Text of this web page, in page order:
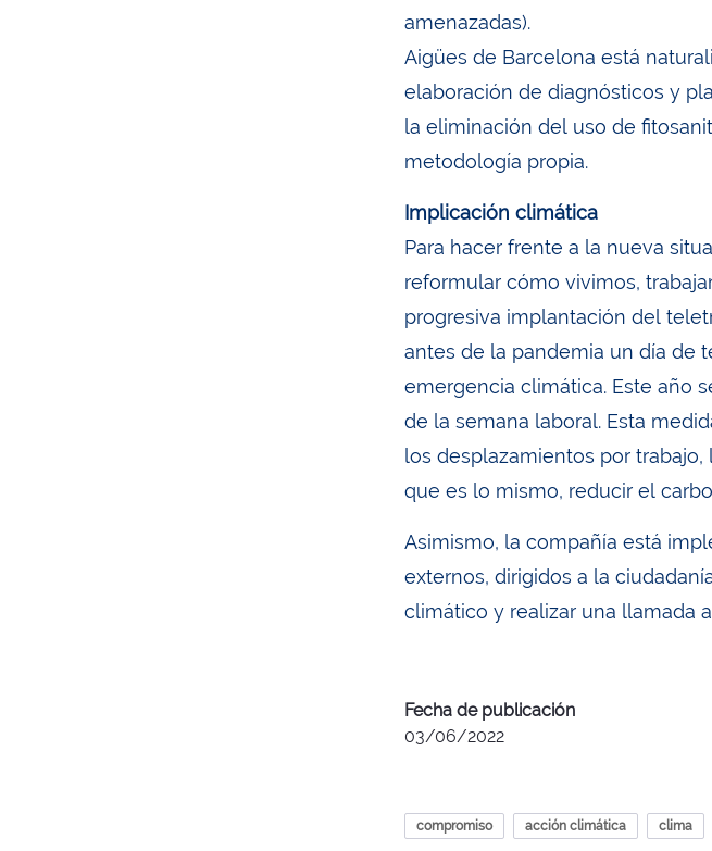
amenazadas).
Aigües de Barcelona está
elaboración de diagnósticos y
la eliminación del uso de
metodología propia.
Implicación climática
Para hacer frente a la nueva
reformular cómo vivimos,
progresiva implantación del
antes de la pandemia un día de
emergencia climática. Este año
de la semana laboral. Esta
los desplazamientos por
que es lo mismo, reducir el
Asimismo, la compañía está
externos, dirigidos a la
climático y realizar una llamada
Fecha de publicación
03/06/2022
compromiso acción climática clima